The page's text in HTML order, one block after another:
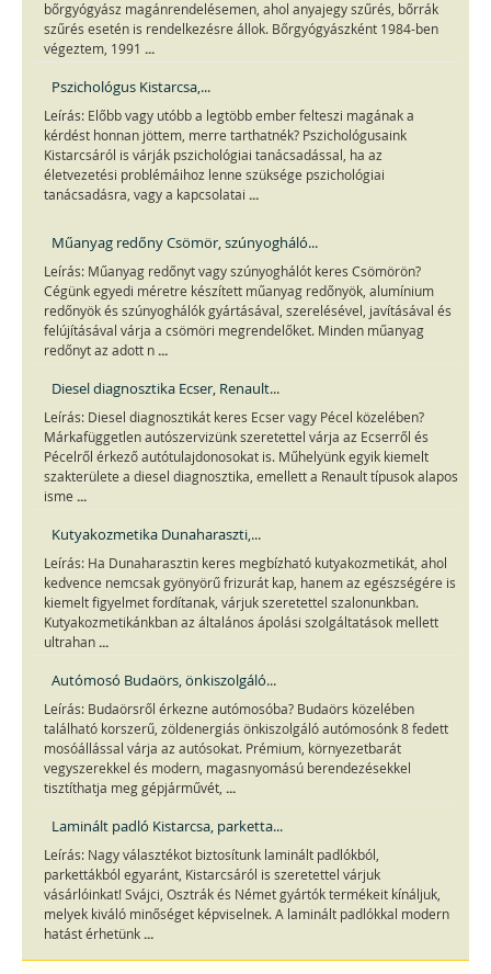
bőrgyógyász magánrendelésemen, ahol anyajegy szűrés, bőrrák
szűrés esetén is rendelkezésre állok. Bőrgyógyászként 1984-ben
végeztem, 1991 ...
Pszichológus Kistarcsa,...
Leírás: Előbb vagy utóbb a legtöbb ember felteszi magának a
kérdést honnan jöttem, merre tarthatnék? Pszichológusaink
Kistarcsáról is várják pszichológiai tanácsadással, ha az
életvezetési problémáihoz lenne szüksége pszichológiai
tanácsadásra, vagy a kapcsolatai ...
Műanyag redőny Csömör, szúnyogháló...
Leírás: Műanyag redőnyt vagy szúnyoghálót keres Csömörön?
Cégünk egyedi méretre készített műanyag redőnyök, alumínium
redőnyök és szúnyoghálók gyártásával, szerelésével, javításával és
felújításával várja a csömöri megrendelőket. Minden műanyag
redőnyt az adott n ...
Diesel diagnosztika Ecser, Renault...
Leírás: Diesel diagnosztikát keres Ecser vagy Pécel közelében?
Márkafüggetlen autószervizünk szeretettel várja az Ecserről és
Pécelről érkező autótulajdonosokat is. Műhelyünk egyik kiemelt
szakterülete a diesel diagnosztika, emellett a Renault típusok alapos
isme ...
Kutyakozmetika Dunaharaszti,...
Leírás: Ha Dunaharasztin keres megbízható kutyakozmetikát, ahol
kedvence nemcsak gyönyörű frizurát kap, hanem az egészségére is
kiemelt figyelmet fordítanak, várjuk szeretettel szalonunkban.
Kutyakozmetikánkban az általános ápolási szolgáltatások mellett
ultrahan ...
Autómosó Budaörs, önkiszolgáló...
Leírás: Budaörsről érkezne autómosóba? Budaörs közelében
található korszerű, zöldenergiás önkiszolgáló autómosónk 8 fedett
mosóállással várja az autósokat. Prémium, környezetbarát
vegyszerekkel és modern, magasnyomású berendezésekkel
tisztíthatja meg gépjárművét, ...
Laminált padló Kistarcsa, parketta...
Leírás: Nagy választékot biztosítunk laminált padlókból,
parkettákból egyaránt, Kistarcsáról is szeretettel várjuk
vásárlóinkat! Svájci, Osztrák és Német gyártók termékeit kínáljuk,
melyek kiváló minőséget képviselnek. A laminált padlókkal modern
hatást érhetünk ...